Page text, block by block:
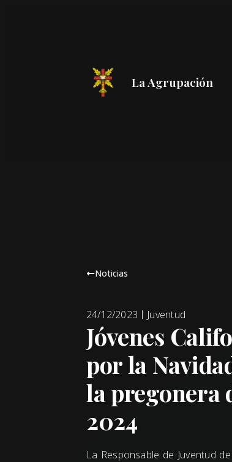
La Agrupación
Noticias
24/12/2023 Juventud
Jóvenes
por la
la pregonera
2024
La Responsable de Juventud